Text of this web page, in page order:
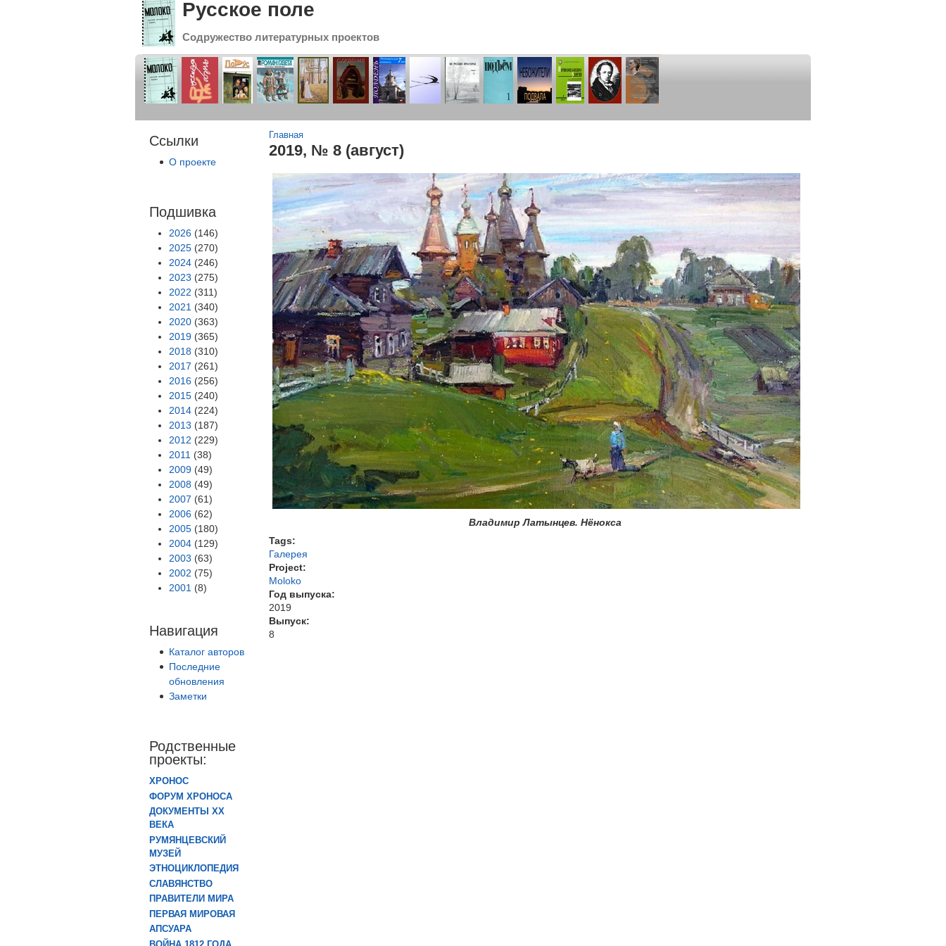
Русское поле
Содружество литературных проектов
Ссылки
О проекте
Подшивка
2026 (146)
2025 (270)
2024 (246)
2023 (275)
2022 (311)
2021 (340)
2020 (363)
2019 (365)
2018 (310)
2017 (261)
2016 (256)
2015 (240)
2014 (224)
2013 (187)
2012 (229)
2011 (38)
2009 (49)
2008 (49)
2007 (61)
2006 (62)
2005 (180)
2004 (129)
2003 (63)
2002 (75)
2001 (8)
Навигация
Каталог авторов
Последние
обновления
Заметки
Родственные
проекты:
ХРОНОС
ФОРУМ ХРОНОСА
ДОКУМЕНТЫ XX
ВЕКА
РУМЯНЦЕВСКИЙ
МУЗЕЙ
ЭТНОЦИКЛОПЕДИЯ
СЛАВЯНСТВО
ПРАВИТЕЛИ МИРА
ПЕРВАЯ МИРОВАЯ
АПСУАРА
Вы здесь
Главная
2019, № 8 (август)
Владимир Латынцев. Нёнокса
Tags:
Галерея
Project:
Moloko
Год выпуска:
2019
Выпуск:
8